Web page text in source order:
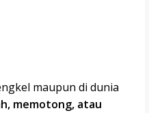
maupun di dunia
memotong, atau